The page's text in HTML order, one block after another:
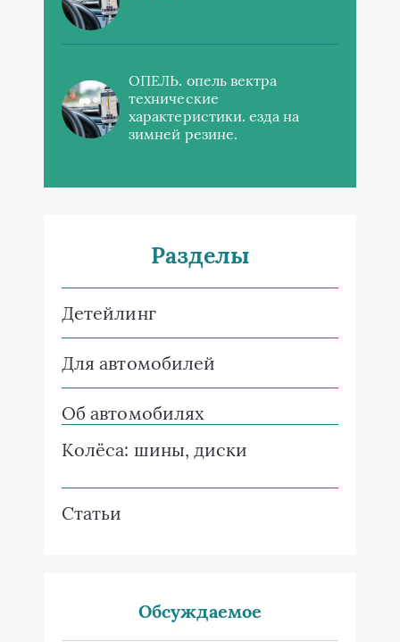
ОПЕЛЬ. опель вектра
технические
характеристики. езда на
зимней резине.
Разделы
Детейлинг
Для автомобилей
Об автомобилях
Колёса: шины, диски
Статьи
Обсуждаемое